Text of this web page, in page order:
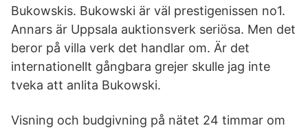
Bukowskis. Bukowski är väl prestigenissen no1.
Annars är Uppsala auktionsverk seriösa. Men det
beror på villa verk det handlar om. Är det
internationellt gångbara grejer skulle jag inte
tveka att anlita Bukowski.
Visning och budgivning på nätet 24 timmar om